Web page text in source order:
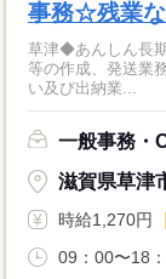
事務☆残業
草津◆あんしん長期◆
等の作成、発送業
い及び出納業...
一般事務・
滋賀県草津
時給1,270円
09：00〜18